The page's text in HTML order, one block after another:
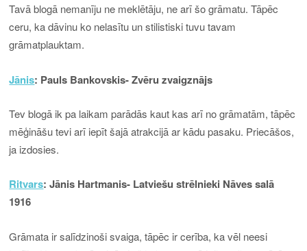
Tavā blogā nemanīju ne meklētāju, ne arī šo grāmatu. Tāpēc
ceru, ka dāvinu ko nelasītu un stilistiski tuvu tavam
grāmatplauktam.
Jānis: Pauls Bankovskis- Zvēru zvaigznājs
Tev blogā ik pa laikam parādās kaut kas arī no grāmatām, tāpēc
mēģināšu tevi arī iepīt šajā atrakcijā ar kādu pasaku. Priecāšos,
ja izdosies.
Ritvars: Jānis Hartmanis- Latviešu strēlnieki Nāves salā
1916
Grāmata ir salīdzinoši svaiga, tāpēc ir cerība, ka vēl neesi